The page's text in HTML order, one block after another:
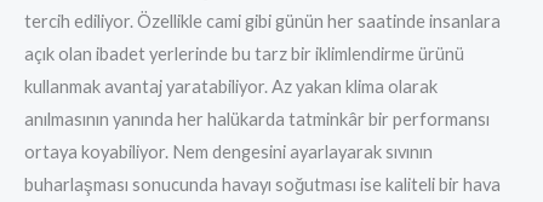
tercih ediliyor. Özellikle cami gibi günün her saatinde insanlara
açık olan ibadet yerlerinde bu tarz bir iklimlendirme ürünü
kullanmak avantaj yaratabiliyor. Az yakan klima olarak
anılmasının yanında her halükarda tatminkâr bir performansı
ortaya koyabiliyor. Nem dengesini ayarlayarak sıvının
buharlaşması sonucunda havayı soğutması ise kaliteli bir hava